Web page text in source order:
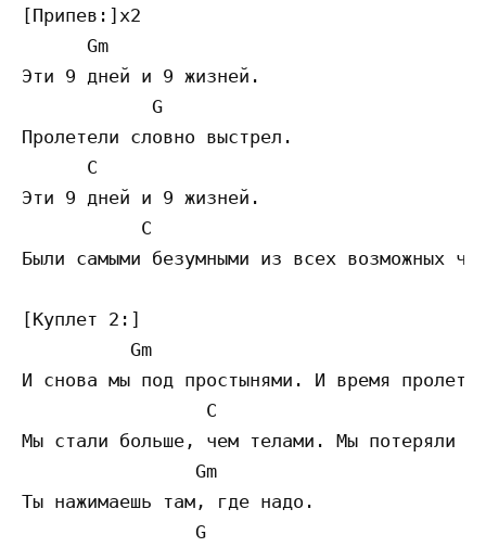
[Припев:]х2
      Gm
Эти 9 дней и 9 жизней.
            G
Пролетели словно выстрел.
      C
Эти 9 дней и 9 жизней.
           C
Были самыми безумными из всех возможных
[Куплет 2:]
Gm
И снова мы под простынями. И время
C
Мы стали больше, чем телами. Мы потеряли
                Gm
Ты нажимаешь там, где надо.
                G